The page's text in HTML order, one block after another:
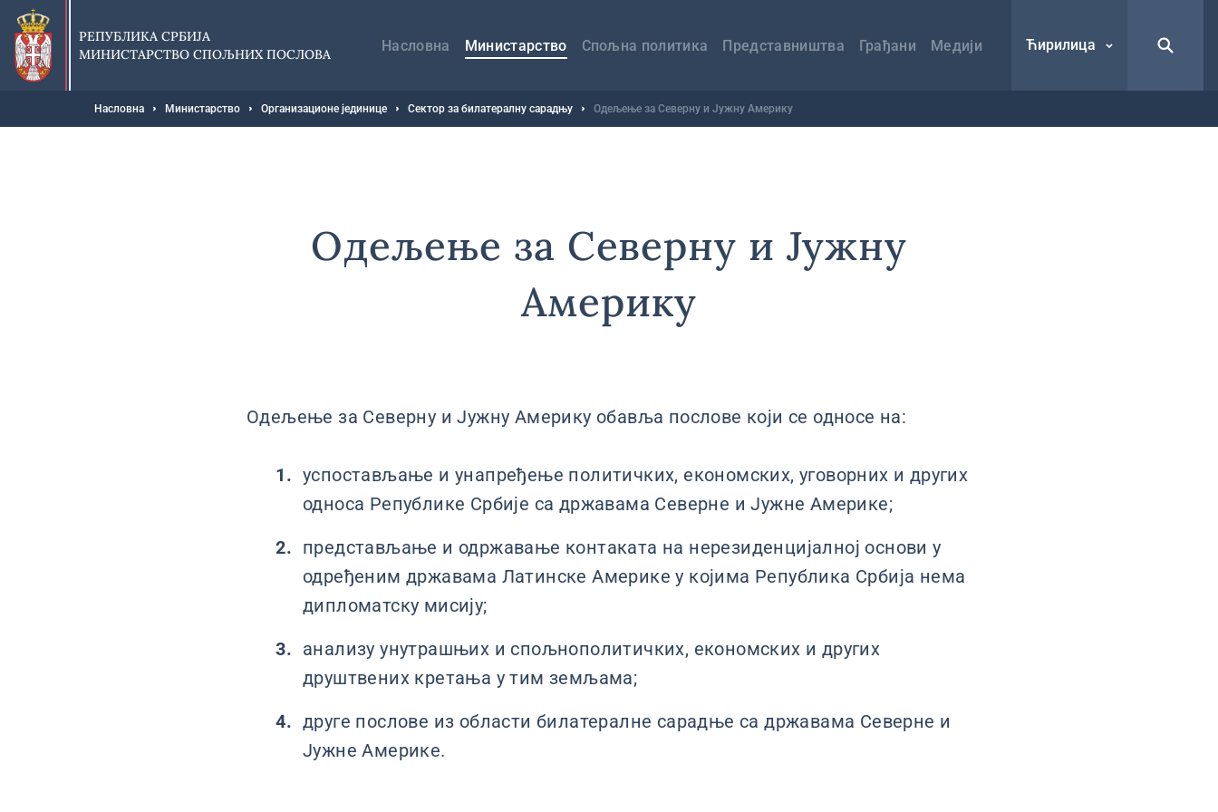
Прескочи
главни
део
садржаја
РЕПУБЛИКА СРБИЈА
МИНИСТАРСТВО СПОЉНИХ ПОСЛОВА
навигација
Насловна Министарство Спољна политика Представништва Грађани Медији Ћирилица
Мрвице
Насловна Министарство Организационе јединице Сектор за билатералну сарадњу Одељење за Северну и Јужну Америку
Одељење за Северну и Јужну
Америку
Одељење за Северну и Јужну Америку обавља послове који се односе на:
успостављање и унапређење политичких, економских, уговорних и других
односа Републике Србије са државама Северне и Јужне Америке;
представљање и одржавање контаката на нерезиденцијалној основи у
одређеним државама Латинске Америке у којима Република Србија нема
дипломатску мисију;
анализу унутрашњих и спољнополитичких, економских и других
друштвених кретања у тим земљама;
друге послове из области билатералне сарадње са државама Северне и
Јужне Америке.